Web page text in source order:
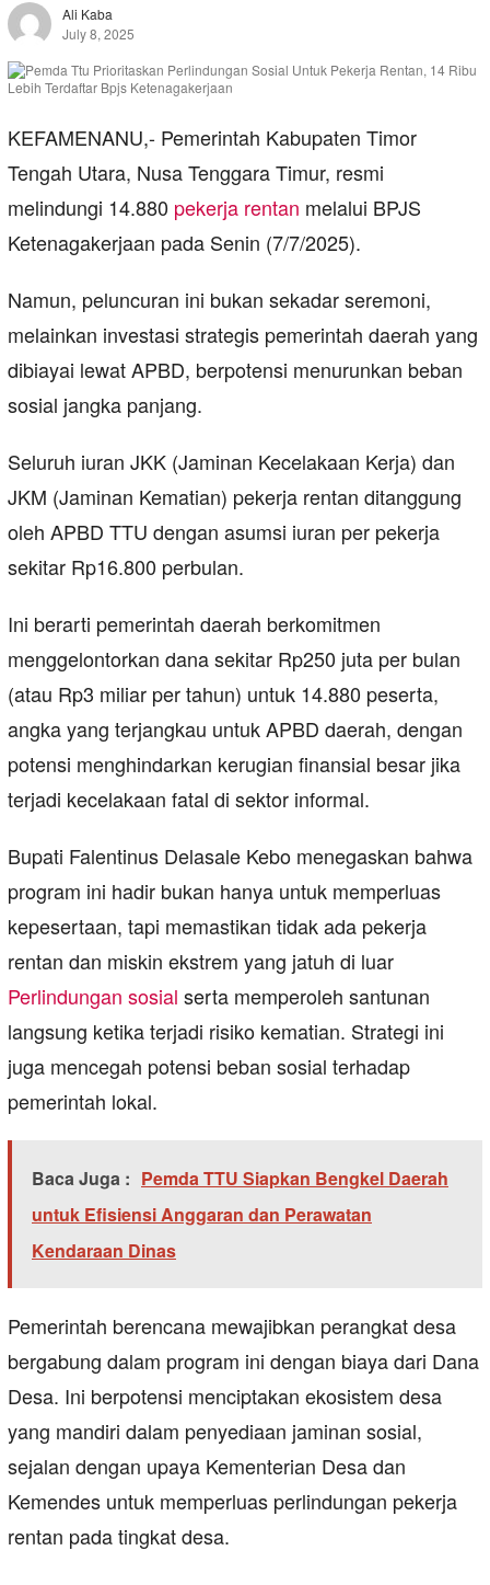
Ali Kaba
July 8, 2025
KEFAMENANU,- Pemerintah Kabupaten Timor
Tengah Utara, Nusa Tenggara Timur, resmi
melindungi 14.880 pekerja rentan melalui BPJS
Ketenagakerjaan pada Senin (7/7/2025).
Namun, peluncuran ini bukan sekadar seremoni,
melainkan investasi strategis pemerintah daerah yang
dibiayai lewat APBD, berpotensi menurunkan beban
sosial jangka panjang.
Seluruh iuran JKK (Jaminan Kecelakaan Kerja) dan
JKM (Jaminan Kematian) pekerja rentan ditanggung
oleh APBD TTU dengan asumsi iuran per pekerja
sekitar Rp16.800 perbulan.
Ini berarti pemerintah daerah berkomitmen
menggelontorkan dana sekitar Rp250 juta per bulan
(atau Rp3 miliar per tahun) untuk 14.880 peserta,
angka yang terjangkau untuk APBD daerah, dengan
potensi menghindarkan kerugian finansial besar jika
terjadi kecelakaan fatal di sektor informal.
Bupati Falentinus Delasale Kebo menegaskan bahwa
program ini hadir bukan hanya untuk memperluas
kepesertaan, tapi memastikan tidak ada pekerja
rentan dan miskin ekstrem yang jatuh di luar
Perlindungan sosial serta memperoleh santunan
langsung ketika terjadi risiko kematian. Strategi ini
juga mencegah potensi beban sosial terhadap
pemerintah lokal.
Baca Juga : Pemda TTU Siapkan Bengkel Daerah
untuk Efisiensi Anggaran dan Perawatan
Kendaraan Dinas
Pemerintah berencana mewajibkan perangkat desa
bergabung dalam program ini dengan biaya dari Dana
Desa. Ini berpotensi menciptakan ekosistem desa
yang mandiri dalam penyediaan jaminan sosial,
sejalan dengan upaya Kementerian Desa dan
Kemendes untuk memperluas perlindungan pekerja
rentan pada tingkat desa.